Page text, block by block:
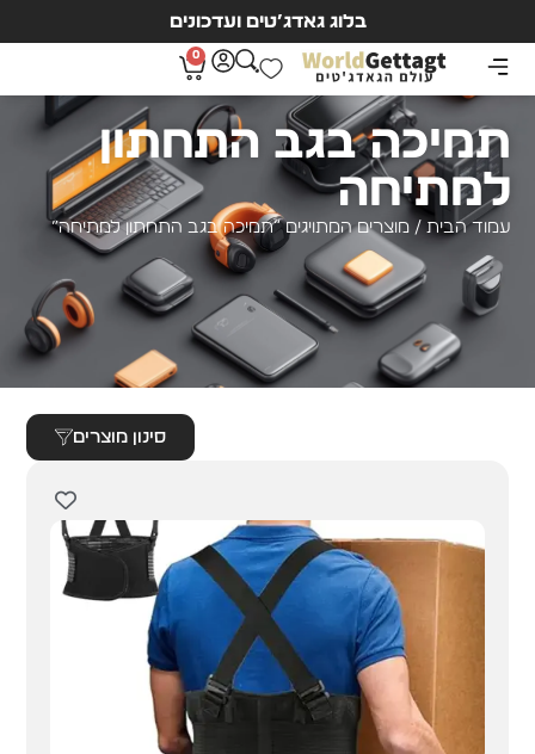
בלוג גאדג’טים ועדכונים
0
תמיכה בגב התחתון
למתיחה
עמוד הבית / מוצרים המתויגים “תמיכה בגב התחתון למתיחה”
סינון מוצרים